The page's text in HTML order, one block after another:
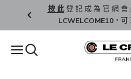
按 此登 記 成 為 官 網 會
LCWELCOME10，可